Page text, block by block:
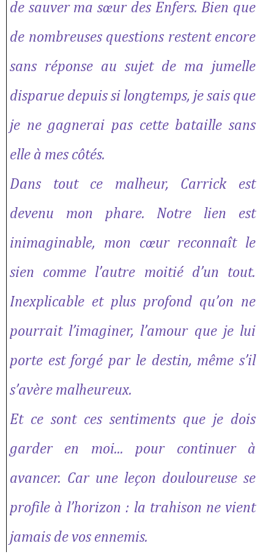
de sauver ma sœur des Enfers. Bien que
de nombreuses questions restent encore
sans réponse au sujet de ma jumelle
disparue depuis si longtemps, je sais que
je ne gagnerai pas cette bataille sans
elle à mes côtés.
Dans tout ce malheur, Carrick est
devenu mon phare. Notre lien est
inimaginable, mon cœur reconnaît le
sien comme l’autre moitié d’un tout.
Inexplicable et plus profond qu’on ne
pourrait l’imaginer, l’amour que je lui
porte est forgé par le destin, même s’il
s’avère malheureux.
Et ce sont ces sentiments que je dois
garder en moi... pour continuer à
avancer. Car une leçon douloureuse se
profile à l’horizon : la trahison ne vient
jamais de vos ennemis.